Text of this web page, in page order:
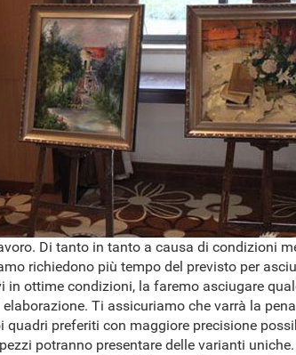
Di tanto in tanto a causa di condizioni
richiedono più tempo del previsto per
in ottime condizioni, la faremo asciugare
Ti assicuriamo che varrà la
quadri preferiti con maggiore precisione
potranno presentare delle varianti